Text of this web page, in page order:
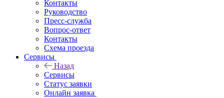
Контакты
Руководство
Пресс-служба
Вопрос-ответ
Контакты
Схема проезда
Сервисы
Назад
Сервисы
Статус заявки
Онлайн заявка